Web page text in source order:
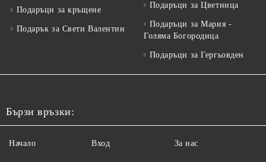
Подаръци за кръщене
Подарък за Свети Валентин
Подаръци за Цветница
Подаръци за Мария -
Голяма Богородица
Подаръци за Гергьовден
Бързи връзки:
Начало Вход За нас